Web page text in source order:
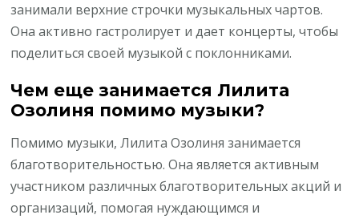
занимали верхние строчки музыкальных чартов.
Она активно гастролирует и дает концерты, чтобы
поделиться своей музыкой с поклонниками.
Чем еще занимается Лилита
Озолиня помимо музыки?
Помимо музыки, Лилита Озолиня занимается
благотворительностью. Она является активным
участником различных благотворительных акций и
организаций, помогая нуждающимся и